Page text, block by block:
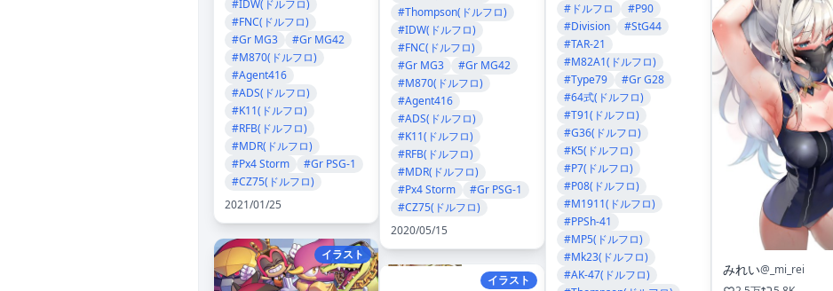
#IDW(ドルフロ)
#FNC(ドルフロ)
#Gr MG3
#Gr MG42
#M870(ドルフロ)
#Agent416
#ADS(ドルフロ)
#K11(ドルフロ)
#RFB(ドルフロ)
#MDR(ドルフロ)
#Px4 Storm
#Gr PSG-1
#CZ75(ドルフロ)
2021/01/25
イラスト
#Thompson(ドルフロ)
#IDW(ドルフロ)
#FNC(ドルフロ)
#Gr MG3
#Gr MG42
#M870(ドルフロ)
#Agent416
#ADS(ドルフロ)
#K11(ドルフロ)
#RFB(ドルフロ)
#MDR(ドルフロ)
#Px4 Storm
#Gr PSG-1
#CZ75(ドルフロ)
2020/05/15
イラスト
#ドルフロ
#P90
#Division
#StG44
#TAR-21
#M82A1(ドルフロ)
#Type79
#Gr G28
#64式(ドルフロ)
#T91(ドルフロ)
#G36(ドルフロ)
#K5(ドルフロ)
#P7(ドルフロ)
#P08(ドルフロ)
#M1911(ドルフロ)
#PPSh-41
#MP5(ドルフロ)
#Mk23(ドルフロ)
#AK-47(ドルフロ)
みれい@_mi_rei